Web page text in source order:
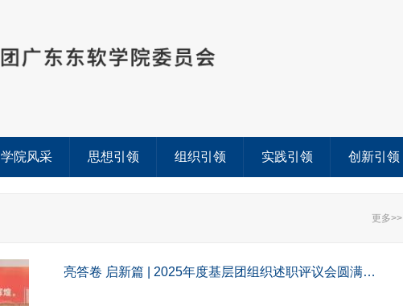
学院风采 思想引领 组织引领 实践引领 创新引领
更多>>
亮答卷 启新篇 | 2025年度基层团组织述职评议会圆满…